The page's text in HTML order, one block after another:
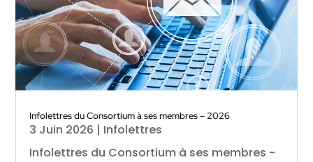
Infolettres du Consortium à ses membres – 2026
3 Juin 2026 | Infolettres
Infolettres du Consortium à ses membres -